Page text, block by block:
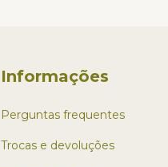
Informações
Perguntas frequentes
Trocas e devoluções